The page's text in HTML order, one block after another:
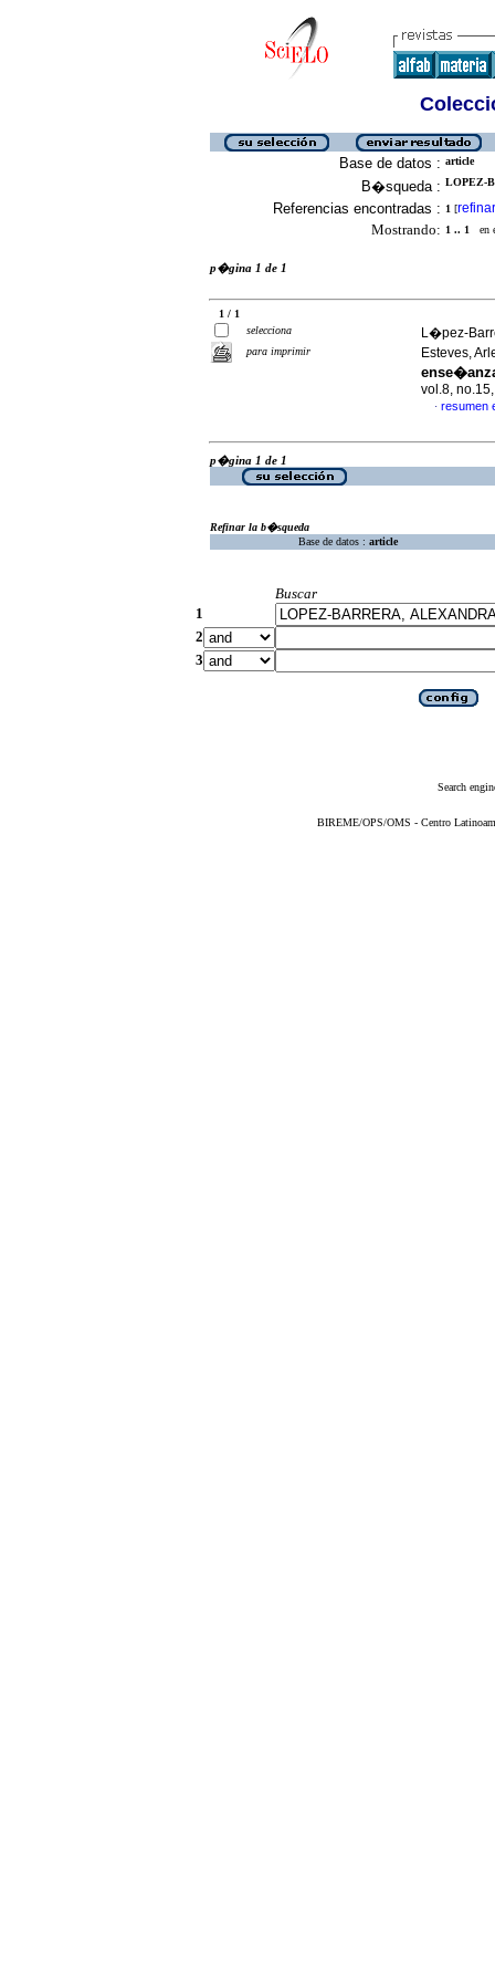
Base de datos : article
B�squeda : LOPEZ-
Referencias encontradas : 1 [refinar
Mostrando: 1 .. 1 en
p�gina 1 de 1
1 / 1
selecciona
para imprimir
L�pez-
Esteves,
vol.8,
· resumen
p�gina 1 de 1
Refinar la b�squeda
Base de datos : article
Buscar
1
2
3
Search
BIREME/OPS/OMS - Centro